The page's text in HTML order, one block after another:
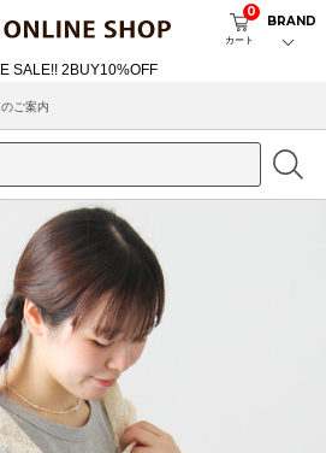
カート
0
BRAND
メンテナンス実施のお知らせ
ご案内